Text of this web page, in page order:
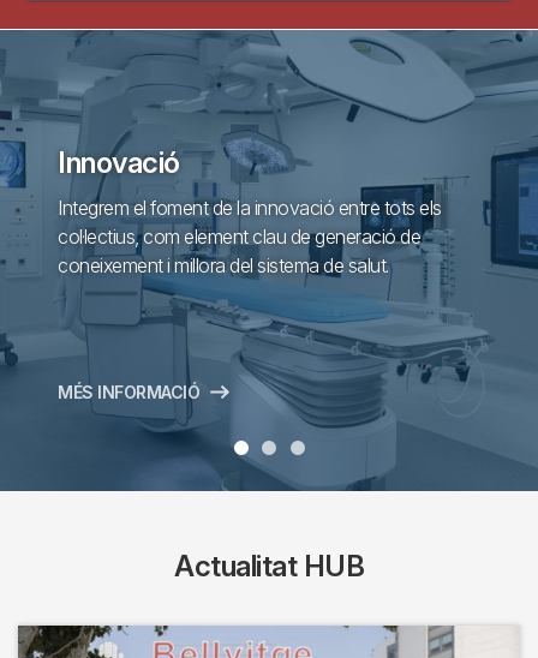
Innovació
Integrem el foment de la innovació entre tots els
col·lectius, com element clau de generació de
coneixement i millora del sistema de salut.
MÉS INFORMACIÓ
Actualitat HUB